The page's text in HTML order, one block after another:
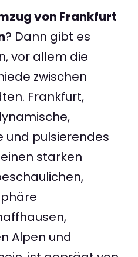
von Frankfurt
? Dann gibt es
vor allem die
zwischen
Frankfurt,
und pulsierendes
starken
Alpen und